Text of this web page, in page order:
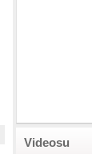
Videosu